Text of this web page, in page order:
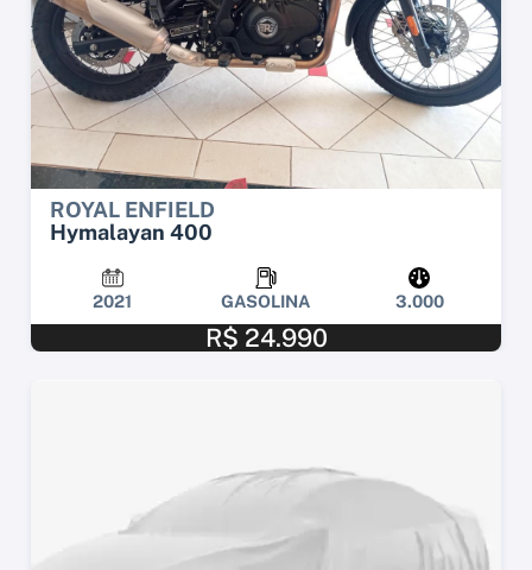
ROYAL ENFIELD
Hymalayan 400
2021 GASOLINA 3.000
R$ 24.990